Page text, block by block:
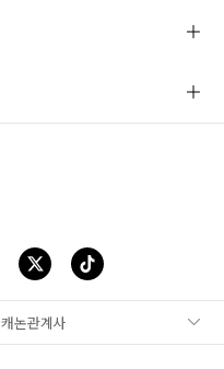
사이트맵
캐논관계사